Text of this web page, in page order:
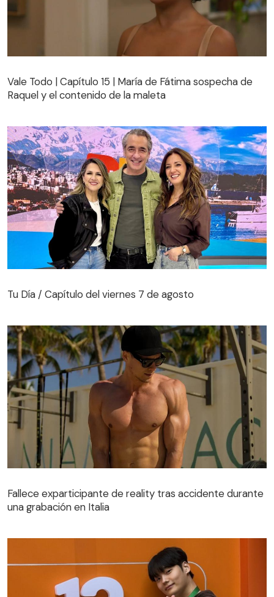
Raquel y el contenido de la maleta
Vale Todo | Capítulo 15 | María de Fátima sospecha de
Raquel y el contenido de la maleta
Tu Día / Capítulo del viernes 7 de agosto
Fallece exparticipante de reality tras accidente durante
una grabación en Italia